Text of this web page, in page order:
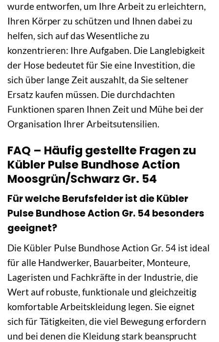
wurde entworfen, um Ihre Arbeit zu erleichtern,
Ihren Körper zu schützen und Ihnen dabei zu
helfen, sich auf das Wesentliche zu
konzentrieren: Ihre Aufgaben. Die Langlebigkeit
der Hose bedeutet für Sie eine Investition, die
sich über lange Zeit auszahlt, da Sie seltener
Ersatz kaufen müssen. Die durchdachten
Funktionen sparen Ihnen Zeit und Mühe bei der
Organisation Ihrer Arbeitsutensilien.
FAQ – Häufig gestellte Fragen zu
Kübler Pulse Bundhose Action
Moosgrün/Schwarz Gr. 54
Für welche Berufsfelder ist die Kübler
Pulse Bundhose Action Gr. 54 besonders
geeignet?
Die Kübler Pulse Bundhose Action Gr. 54 ist ideal
für alle Handwerker, Bauarbeiter, Monteure,
Lageristen und Fachkräfte in der Industrie, die
Wert auf robuste, funktionale und gleichzeitig
komfortable Arbeitskleidung legen. Sie eignet
sich für Tätigkeiten, die viel Bewegung erfordern
und bei denen die Kleidung stark beansprucht